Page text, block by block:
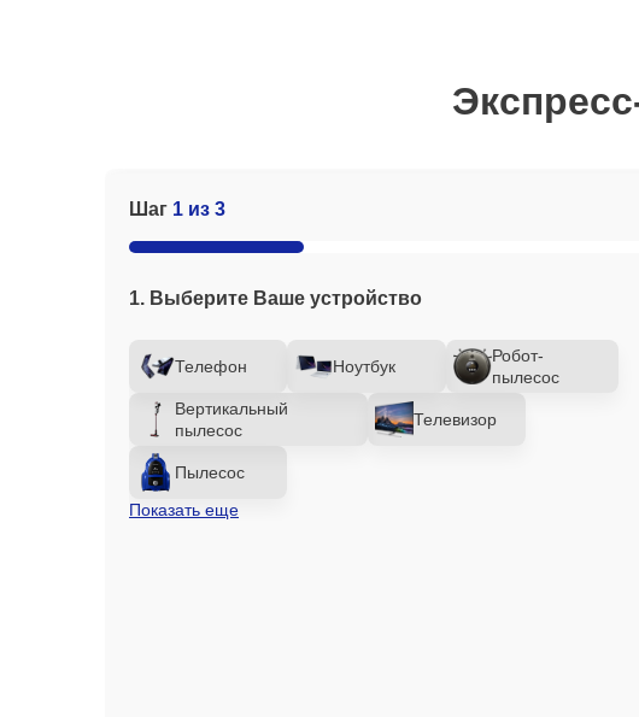
Шаг 1 из 3
1. Выберите Ваше устройство
Телефон Ноутбук
Робот-
пылесос
Вертикальный
пылесос
Телевизор
Пылесос
Показать еще